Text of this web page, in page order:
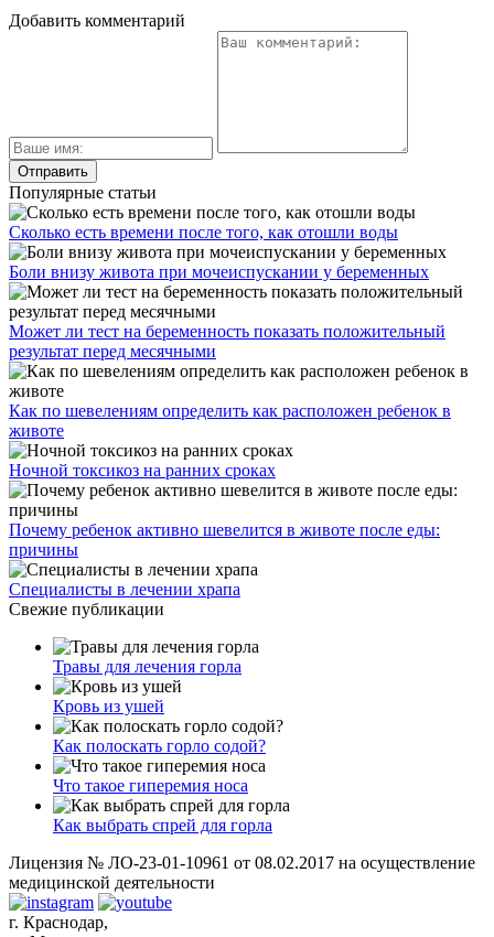
Добавить комментарий
Популярные статьи
Сколько есть времени после того, как отошли воды
Боли внизу живота при мочеиспускании у беременных
Может ли тест на беременность показать положительный
результат перед месячными
Как по шевелениям определить как расположен ребенок в
животе
Ночной токсикоз на ранних сроках
Почему ребенок активно шевелится в животе после еды:
причины
Специалисты в лечении храпа
Свежие публикации
Травы для лечения горла
Кровь из ушей
Как полоскать горло содой?
Что такое гиперемия носа
Как выбрать спрей для горла
Лицензия № ЛО-23-01-10961 от 08.02.2017 на осуществление
медицинской деятельности
г. Краснодар,